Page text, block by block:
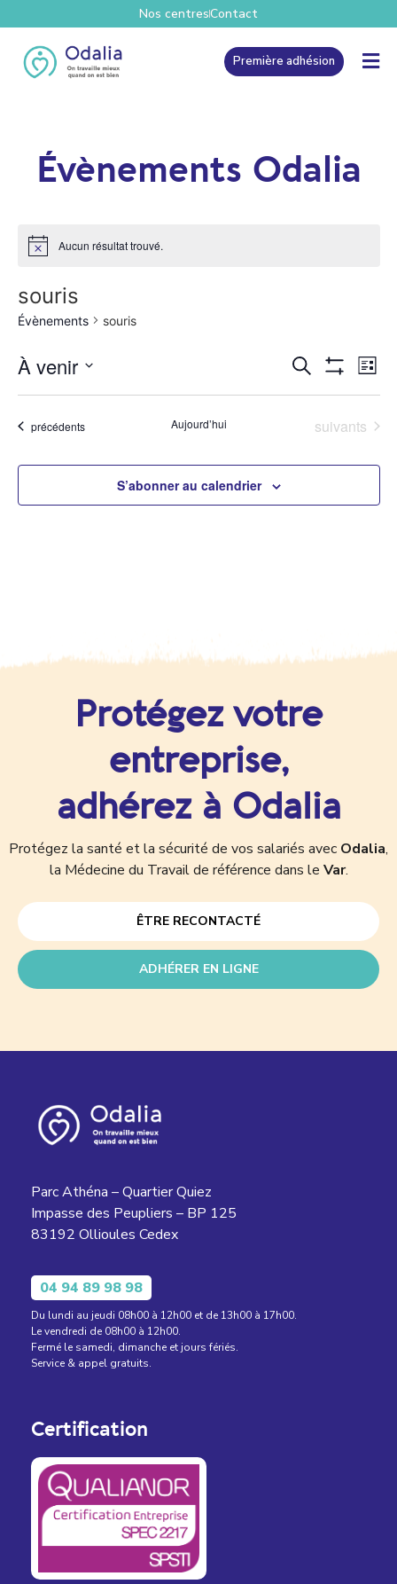
Nos centresContact
Première adhésion
Évènements Odalia
Aucun résultat trouvé.
souris
Évènements souris
et
de
vues
Recherche
de
Liste
À venir
Évènements
précédents Aujourd’hui Évènements
suivants
S’abonner au calendrier
Protégez votre
entreprise,
adhérez à Odalia
Protégez la santé et la sécurité de vos salariés avec Odalia,
la Médecine du Travail de référence dans le Var.
ÊTRE RECONTACTÉ
ADHÉRER EN LIGNE
Parc Athéna – Quartier Quiez
Impasse des Peupliers – BP 125
83192 Ollioules Cedex
04 94 89 98 98
Du lundi au jeudi 08h00 à 12h00 et de 13h00 à 17h00.
Le vendredi de 08h00 à 12h00.
Fermé le samedi, dimanche et jours fériés.
Service & appel gratuits.
Certification